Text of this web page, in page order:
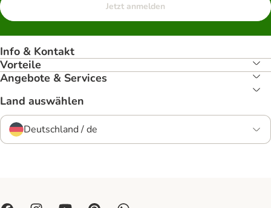
Jetzt anmelden
Info & Kontakt
Vorteile
Angebote & Services
Land auswählen
Deutschland / de